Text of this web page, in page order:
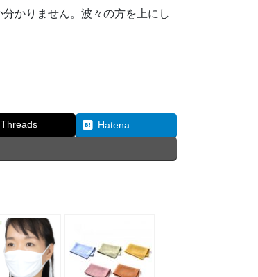
かりません。波々の方を上にし
Threads Hatena